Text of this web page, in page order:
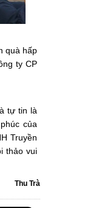
quà hấp
ty CP
tự tin là
của
Truyền
thảo vui
Thu Trà